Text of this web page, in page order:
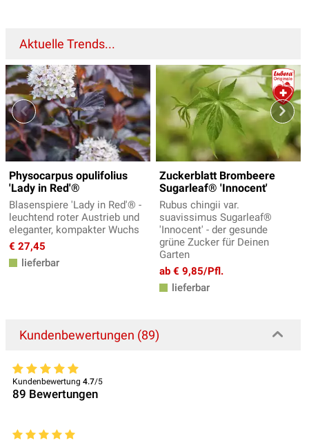
Aktuelle Trends...
Physocarpus opulifolius
'Lady in Red'®
Blasenspiere 'Lady in Red'® -
leuchtend roter Austrieb und
eleganter, kompakter Wuchs
€ 27,45
lieferbar
Zuckerblatt Brombeere
Sugarleaf® 'Innocent'
Rubus chingii var.
suavissimus Sugarleaf®
'Innocent' - der gesunde
grüne Zucker für Deinen
Garten
ab € 9,85/Pfl.
lieferbar
Kundenbewertungen (89)
Kundenbewertung 4.7/5
89 Bewertungen